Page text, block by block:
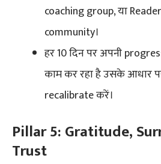
coaching group, या
community।
हर 10 दिन पर अपनी
काम कर रहा है उसके आधार
recalibrate करें।
Pillar 5: Gratitude,
Trust